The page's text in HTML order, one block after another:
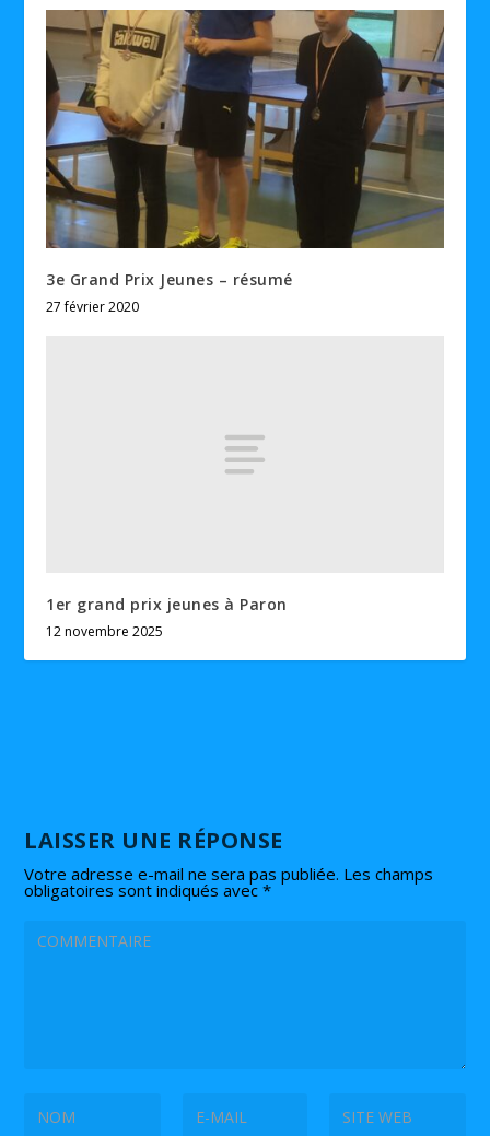
3e Grand Prix Jeunes – résumé
27 février 2020
1er grand prix jeunes à Paron
12 novembre 2025
LAISSER UNE RÉPONSE
Votre adresse e-mail ne sera pas publiée. Les champs
obligatoires sont indiqués avec*